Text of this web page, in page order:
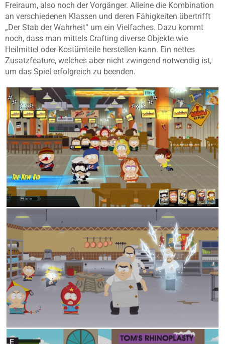
Freiraum, also noch der Vorgänger. Alleine die Kombination
an verschiedenen Klassen und deren Fähigkeiten übertrifft
„Der Stab der Wahrheit“ um ein Vielfaches. Dazu kommt
noch, dass man mittels Crafting diverse Objekte wie
Heilmittel oder Kostümteile herstellen kann. Ein nettes
Zusatzfeature, welches aber nicht zwingend notwendig ist,
um das Spiel erfolgreich zu beenden.